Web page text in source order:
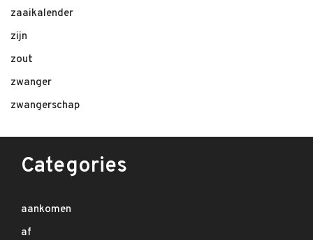
zaaikalender
zijn
zout
zwanger
zwangerschap
Categories
aankomen
af